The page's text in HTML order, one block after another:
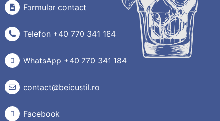
Formular contact
Telefon +40 770 341 184
WhatsApp +40 770 341 184
contact@beicustil.ro
Facebook